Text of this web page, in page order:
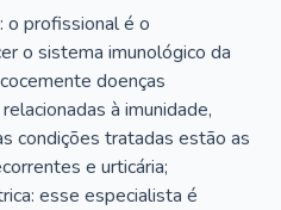
o profissional é o
o sistema imunológico da
doenças
à imunidade,
condições tratadas estão as
e urticária;
esse especialista é